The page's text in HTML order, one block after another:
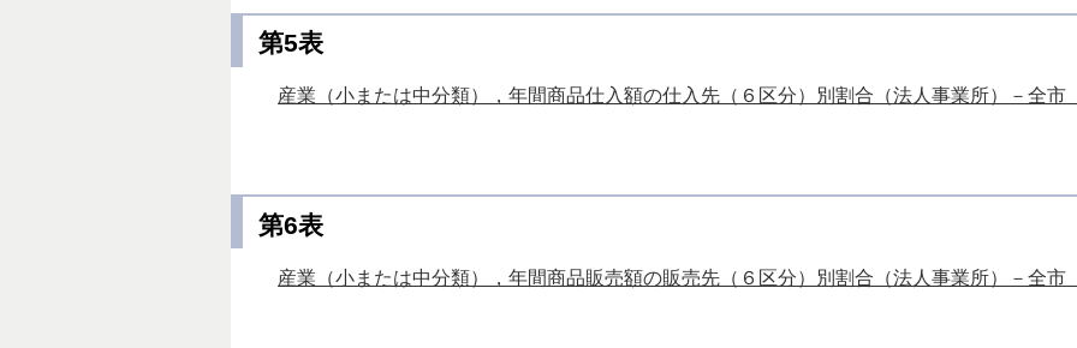
第5表
産業（小または中分類），年間商品仕入額の仕入先（６区分）別割合（法人事業所）－全市
第6表
産業（小または中分類），年間商品販売額の販売先（６区分）別割合（法人事業所）－全市